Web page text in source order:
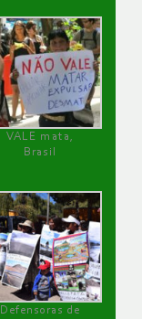
VALE mata,
Brasil
Defensoras de